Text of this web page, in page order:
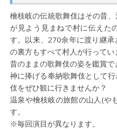
檜枝岐の伝統歌舞伎はその昔、江戸で歌舞伎を観劇した農民
が見よう見まねで村に伝えた
す。以来、270余年に渡り継
の裏方もすべて村人が行ってい
昔のままの歌舞伎の姿を鑑賞で
神に捧げる奉納歌舞伎として
伎をぜひ観に行きませんか？
温泉や檜枝岐の旅館の山人(や
す。
※毎回演目が異なります。